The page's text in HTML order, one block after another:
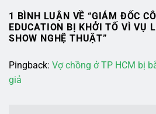
1 BÌNH LUẬN VỀ “GIÁM ĐỐC
EDUCATION BỊ KHỞI TỐ VÌ VỤ
SHOW NGHỆ THUẬT”
Pingback: Vợ chồng ở TP HCM bị
giả